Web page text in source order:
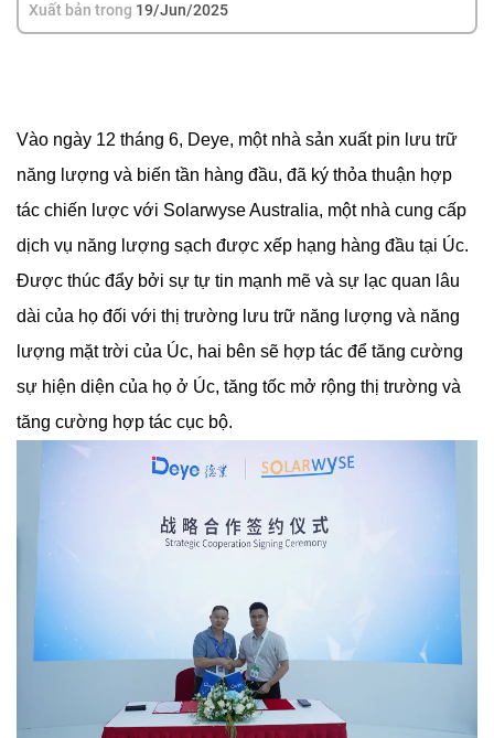
Xuất bản trong 19/Jun/2025
Vào ngày 12 tháng 6, Deye, một nhà sản xuất pin lưu trữ
năng lượng và biến tần hàng đầu, đã ký thỏa thuận hợp
tác chiến lược với Solarwyse Australia, một nhà cung cấp
dịch vụ năng lượng sạch được xếp hạng hàng đầu tại Úc.
Được thúc đẩy bởi sự tự tin mạnh mẽ và sự lạc quan lâu
dài của họ đối với thị trường lưu trữ năng lượng và năng
lượng mặt trời của Úc, hai bên sẽ hợp tác để tăng cường
sự hiện diện của họ ở Úc, tăng tốc mở rộng thị trường và
tăng cường hợp tác cục bộ.